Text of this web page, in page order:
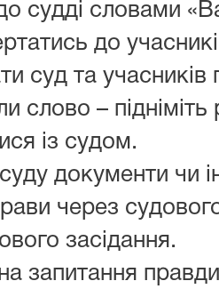
судді словами
до
суд та
слово – підніміть
із судом.
документи чи
через
засідання.
запитання